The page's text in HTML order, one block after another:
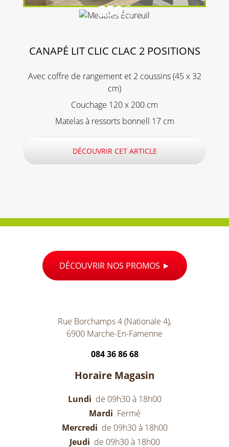
350€
CANAPÉ LIT CLIC CLAC 2 POSITIONS
Avec coffre de rangement et 2 coussins (45 x 32
cm)
Couchage 120 x 200 cm
Matelas à ressorts bonnell 17 cm
DÉCOUVRIR CET ARTICLE
DÉCOUVRIR NOS PROMOS
Rue Borchamps 4 (Nationale 4),
6900 Marche-En-Famenne
084 36 86 68
Horaire Magasin
Lundi de 09h30 à 18h00
Mardi Fermé
Mercredi de 09h30 à 18h00
Jeudi de 09h30 à 18h00